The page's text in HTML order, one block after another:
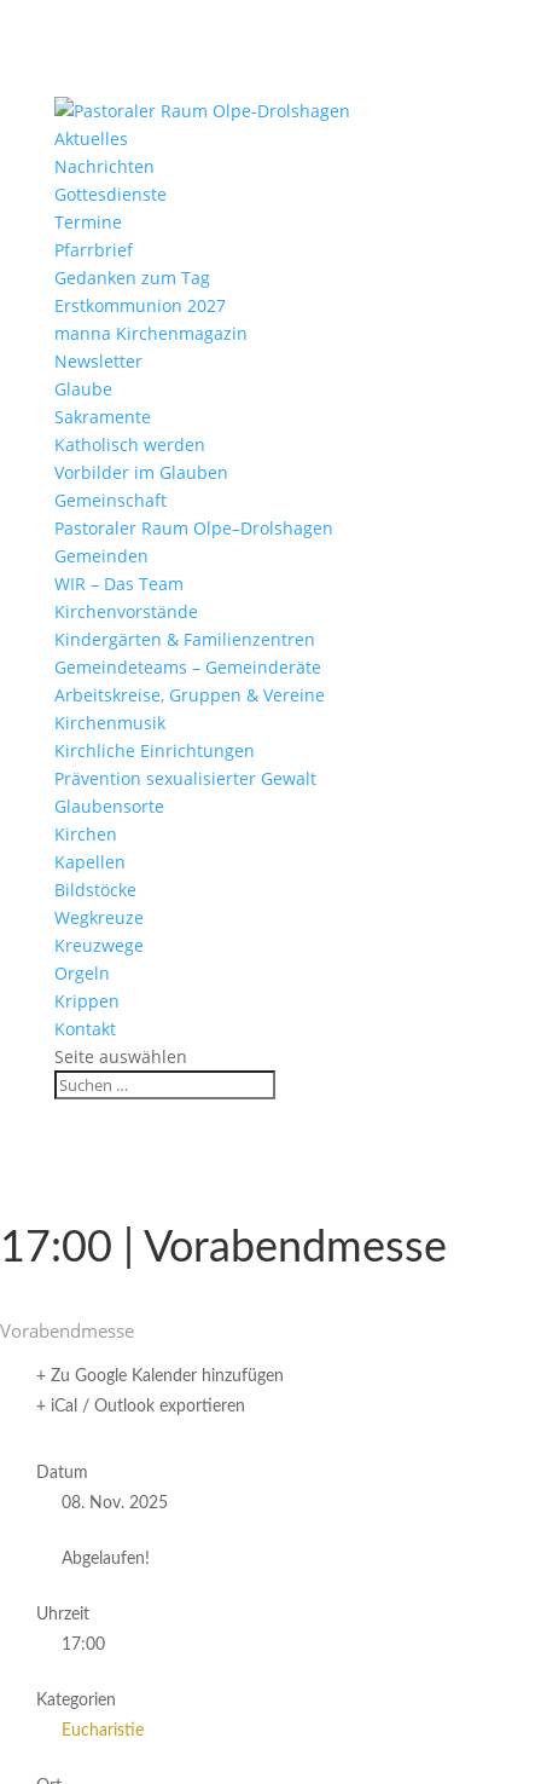
Aktu­elles
Nach­richten
Gottes­dienste
Termine
Pfarr­brief
Gedanken zum Tag
Erst­kom­mu­nion 2027
manna Kirchen­ma­gazin
News­letter
Glaube
Sakra­mente
Katho­lisch werden
Vorbilder im Glauben
Gemein­schaft
Pasto­raler Raum Olpe–Drolshagen
Gemeinden
WIR – Das Team
Kirchen­vor­stände
Kinder­gärten & Familienzentren
Gemein­de­teams – Gemeinderäte
Arbeits­kreise, Gruppen & Vereine
Kirchen­musik
Kirch­liche Einrichtungen
Präven­tion sexua­li­sierter Gewalt
Glau­ben­s­orte
Kirchen
Kapellen
Bild­stöcke
Wegkreuze
Kreuz­wege
Orgeln
Krippen
Kontakt
Seite auswählen
17:00 | Vorabendmesse
Vorabend­messe
+ Zu Google Kalender hinzufügen
+ iCal / Outlook exportieren
Datum
08. Nov. 2025
Abgelaufen!
Uhrzeit
17:00
Kategorien
Eucharistie